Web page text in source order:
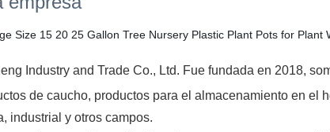
Industry and Trade Co., Ltd. Fue fundada en 2018,
de caucho, productos para el almacenamiento en
industrial y otros campos.